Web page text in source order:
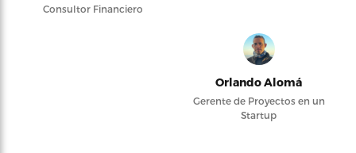
Consultor Financiero
Orlando Alomá
Gerente de Proyectos en un
Startup